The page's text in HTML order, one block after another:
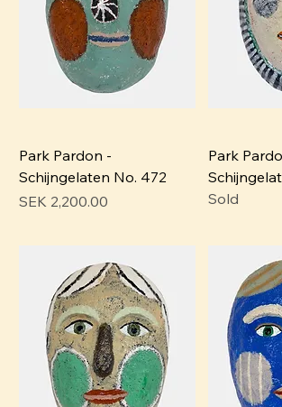
Park Pardon -
Schijngelaten No. 472
Pris
SEK 2,200.00
Park
Sold